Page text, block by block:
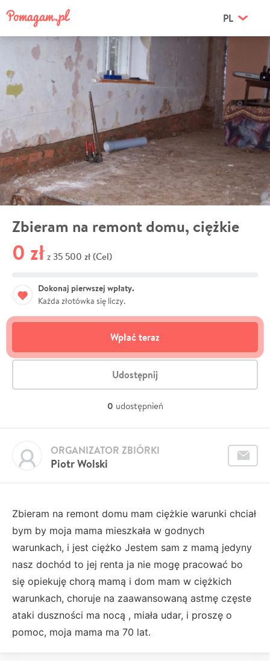
PL
Zbieram na remont domu, ciężkie
0 zł z 35 500 zł (Cel)
Dokonaj pierwszej wpłaty.
Każda złotówka się liczy.
Wpłać teraz
Udostępnij
0 udostępnień
Piotr Wolski
ORGANIZATOR ZBIÓRKI
Zbieram na remont domu mam ciężkie warunki chciał
bym by moja mama mieszkała w godnych
warunkach, i jest ciężko Jestem sam z mamą jedyny
nasz dochód to jej renta ja nie mogę pracować bo
się opiekuję chorą mamą i dom mam w ciężkich
warunkach, choruje na zaawansowaną astmę częste
ataki duszności ma nocą , miała udar, i proszę o
pomoc, moja mama ma 70 lat.